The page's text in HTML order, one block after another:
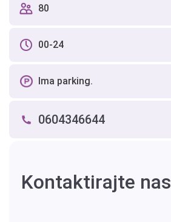
80
00-24
Ima parking.
0604346644
Kontaktirajte nas